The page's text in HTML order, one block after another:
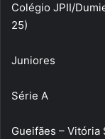
Colégio JPII/
25)
Juniores
Série A
Gueifães –